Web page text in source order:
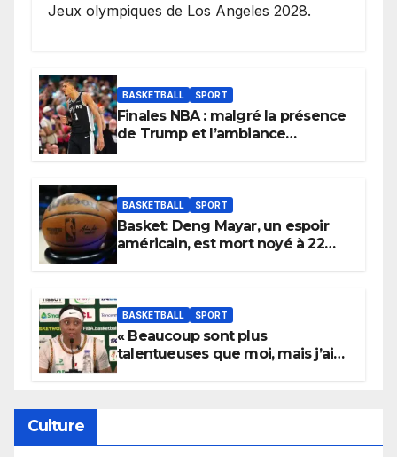
Jeux olympiques de Los Angeles 2028.
BASKETBALL SPORT
Finales NBA : malgré la présence
de Trump et l’ambiance
BASKETBALL SPORT
Basket: Deng Mayar, un espoir
américain, est mort noyé à 22
BASKETBALL SPORT
« Beaucoup sont plus
talentueuses que moi, mais j’ai
Culture